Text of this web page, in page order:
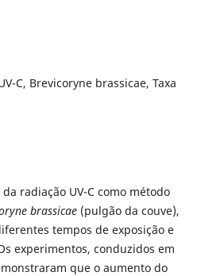
C, Brevicoryne brassicae, Taxa
radiação UV-C como método
brassicae (pulgão da couve),
tempos de exposição e
experimentos, conduzidos em
que o aumento do